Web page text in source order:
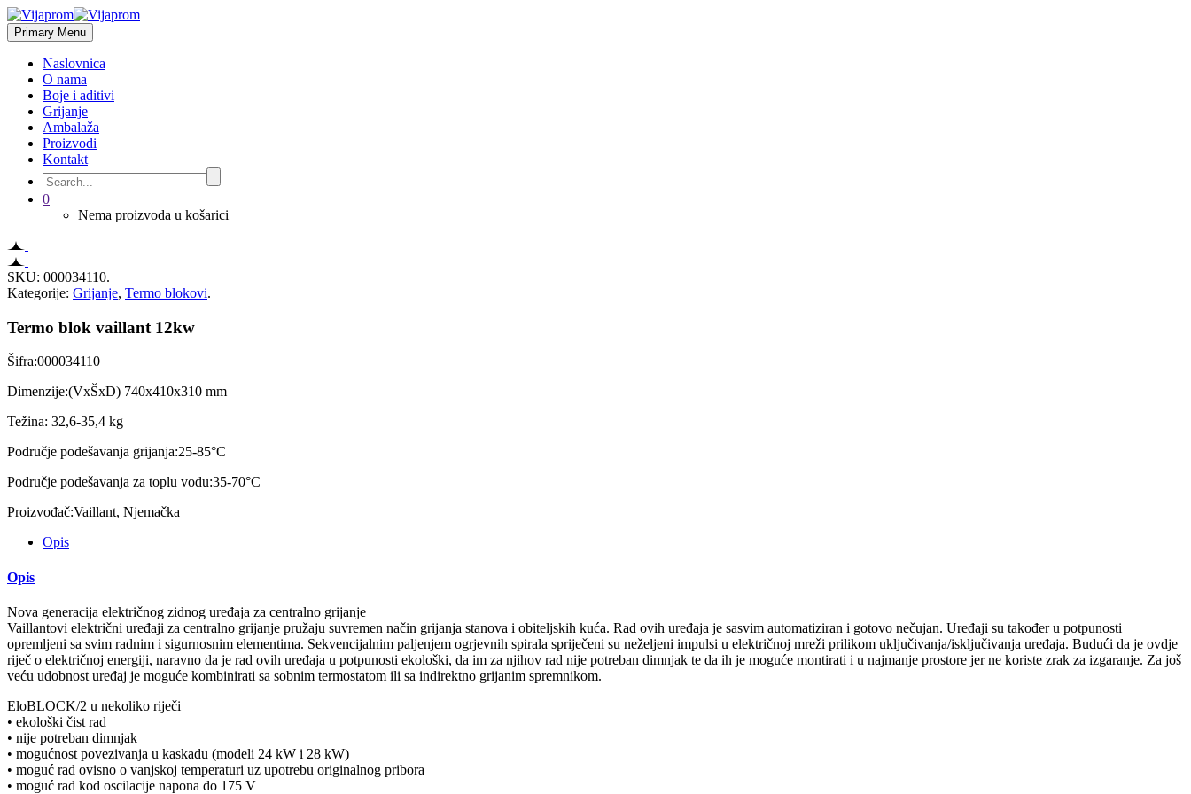
Primary Menu
Naslovnica
O nama
Boje i aditivi
Grijanje
Ambalaža
Proizvodi
Kontakt
0
Nema proizvoda u košarici
SKU: 000034110.
Kategorije: Grijanje, Termo blokovi.
Termo blok vaillant 12kw
Šifra:000034110
Dimenzije:(VxŠxD) 740x410x310 mm
Težina: 32,6-35,4 kg
Područje podešavanja grijanja:25-85°C
Područje podešavanja za toplu vodu:35-70°C
Proizvođač:Vaillant, Njemačka
Opis
Opis
Nova generacija električnog zidnog uređaja za centralno grijanje
Vaillantovi električni uređaji za centralno grijanje pružaju suvremen način grijanja stanova i obiteljskih kuća. Rad ovih uređaja je sasvim automatiziran i gotovo nečujan. Uređaji su također u potpunosti
opremljeni sa svim radnim i sigurnosnim elementima. Sekvencijalnim paljenjem ogrjevnih spirala spriječeni su neželjeni impulsi u električnoj mreži prilikom uključivanja/isključivanja uređaja. Budući da je ovdje
riječ o električnoj energiji, naravno da je rad ovih uređaja u potpunosti ekološki, da im za njihov rad nije potreban dimnjak te da ih je moguće montirati i u najmanje prostore jer ne koriste zrak za izgaranje. Za još
veću udobnost uređaj je moguće kombinirati sa sobnim termostatom ili sa indirektno grijanim spremnikom.
EloBLOCK/2 u nekoliko riječi
• ekološki čist rad
• nije potreban dimnjak
• mogućnost povezivanja u kaskadu (modeli 24 kW i 28 kW)
• moguć rad ovisno o vanjskoj temperaturi uz upotrebu originalnog pribora
• moguć rad kod oscilacije napona do 175 V